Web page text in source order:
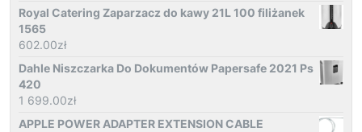
Royal Catering Zaparzacz do kawy 21L 100 filiżanek
1565
602.00zł
Dahle Niszczarka Do Dokumentów Papersafe 2021 Ps
420
1 699.00zł
APPLE POWER ADAPTER EXTENSION CABLE